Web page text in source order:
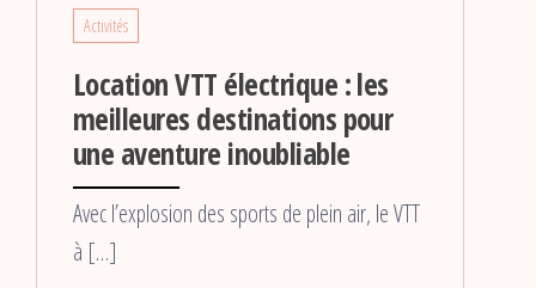
Activités
Location VTT électrique : les
meilleures destinations pour
une aventure inoubliable
Avec l’explosion des sports de plein air, le VTT
à […]